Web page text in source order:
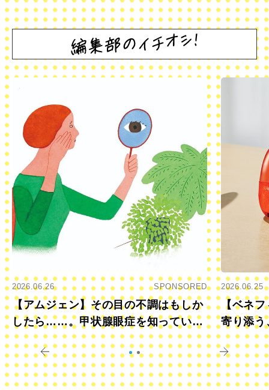
2026.06.26 SPONSORED
【アムジェン】その目の不調はもしか
したら……。甲状腺眼症を知っていま
すか？
2026.06.25
【ベネフ
寄り添う
きに